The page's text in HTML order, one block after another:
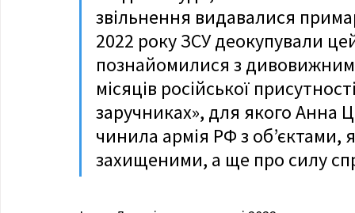
звільнення видавалися
2022 року ЗСУ деокупували
познайомилися з
місяців російської
заручниках», для якого Анна
чинила армія РФ з об’єктами,
захищеними, а ще про силу